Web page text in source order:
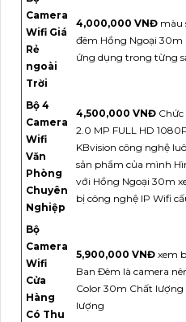
Camera
Wifi Giá
Rẻ
ngoài
Trời
4,000,000 VNĐ màu
đêm Hồng Ngoại 30m
ứng dụng trong từng
Bộ 4
Camera
Wifi
Văn
Phòng
Chuyên
Nghiệp
4,500,000 VNĐ
2.0 MP FULL HD
KBvision công nghệ
sản phẩm của mình
với Hồng Ngoại 30m
bị công nghệ IP Wifi
Bộ
Camera
Wifi
Cửa
Hàng
Có Thu
5,900,000 VNĐ xem
Ban Ðêm là camera
Color 30m Chất
lượng